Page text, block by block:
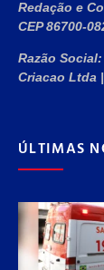
Redação e
CEP 86700-
Razão Social:
Criacao Ltda |
ÚLTIMAS